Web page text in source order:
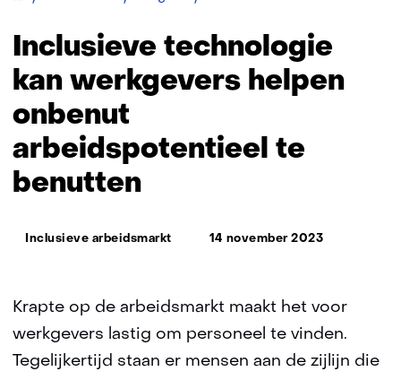
kan
werkgevers
onbenut
benutten
Inclusieve technologie
kan werkgevers helpen
onbenut
arbeidspotentieel te
benutten
Thema:
Inclusieve arbeidsmarkt 14 november 2023
Krapte op de arbeidsmarkt maakt het voor
werkgevers lastig om personeel te vinden.
Tegelijkertijd staan er mensen aan de zijlijn die